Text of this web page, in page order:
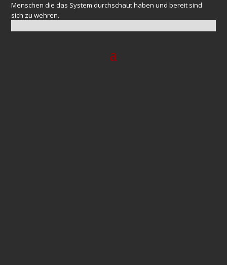
Menschen die das System durchschaut haben und bereit sind
sich zu wehren.